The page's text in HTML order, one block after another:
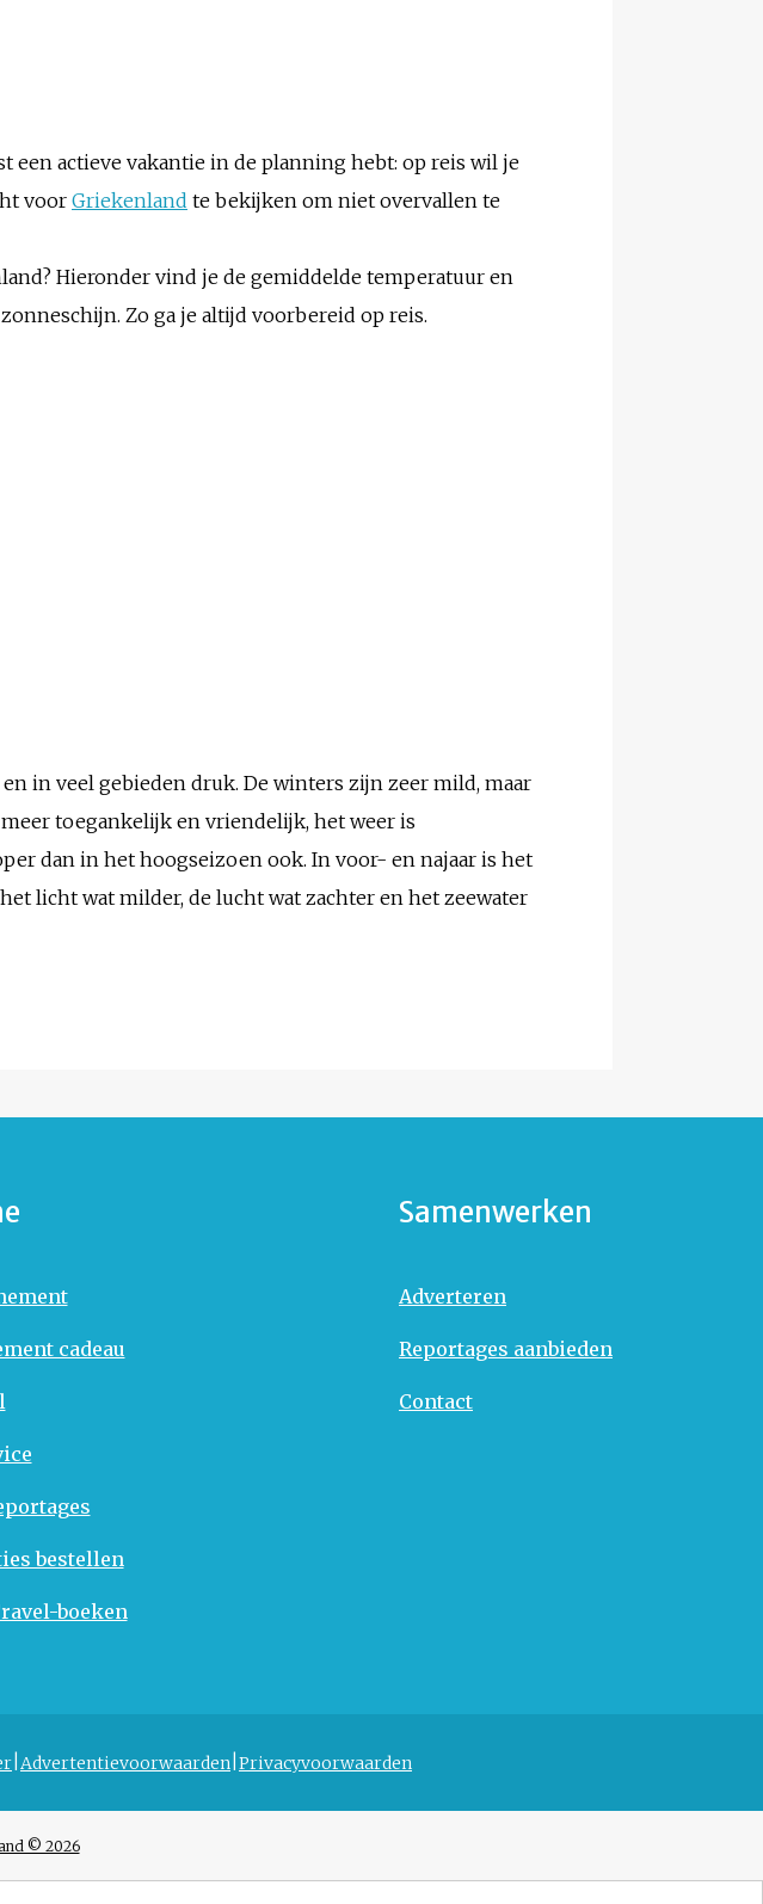
een actieve vakantie in de planning hebt: op reis wil je
voor Griekenland te bekijken om niet overvallen te
Hieronder vind je de gemiddelde temperatuur en
Zo ga je altijd voorbereid op reis.
in veel gebieden druk. De winters zijn zeer mild, maar
toegankelijk en vriendelijk, het weer is
dan in het hoogseizoen ook. In voor- en najaar is het
licht wat milder, de lucht wat zachter en het zeewater
cadeau
bestellen
boeken
Samenwerken
Adverteren
Reportages aanbieden
Contact
Advertentievoorwaarden Privacyvoorwaarden
© 2026